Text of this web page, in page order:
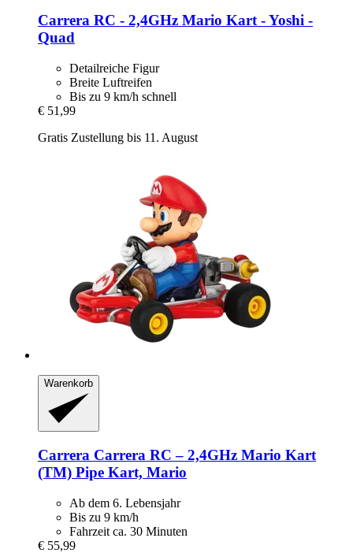
Carrera RC -​ 2,4GHz Mario Kart -​ Yoshi -​
Quad
Detailreiche Figur
Breite Luftreifen
Bis zu 9 km/h schnell
€ 51,99
Gratis Zustellung bis 11. August
Warenkorb
Carrera Carrera RC – 2,4GHz Mario Kart
(TM) Pipe Kart, Mario
Ab dem 6. Lebensjahr
Bis zu 9 km/h
Fahrzeit ca. 30 Minuten
€ 55,99